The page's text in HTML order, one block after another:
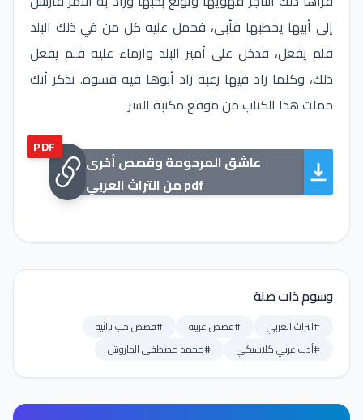
إلى أبيها يخطبها فأبى، فحمل عليه كل من في ذلك البلد
فلم يفعل، فدخل على أمير البلد وارماء عليه فلم يفعل
ذلك، وكلما زاد فيها رغبة زاد أبوها فيه قسوة. تذكر أنك
حملت هذا الكتاب من موقع مكتبة السر
PDF
عاشق المرحومة وقصص أخرى
من التراث العربي pdf
وسوم ذات صلة
#التراث العربي #قصص عربية
#قصص حب تراثية
#أدب عربي كلاسيكي
#محمد مصطفى الجاروش